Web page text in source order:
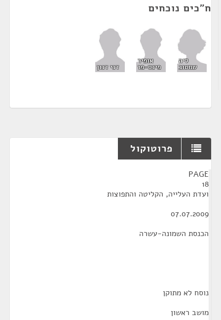
ח"כים נוכחים
ליה
שמטוב
אופיר
פינס-פז דני דנון
פרוטוקול
PAGE
18
ועדת העלייה, הקליטה והתפוצות
07.07.2009
הכנסת השמונה-עשרה
נוסח לא מתוקן
מושב ראשון